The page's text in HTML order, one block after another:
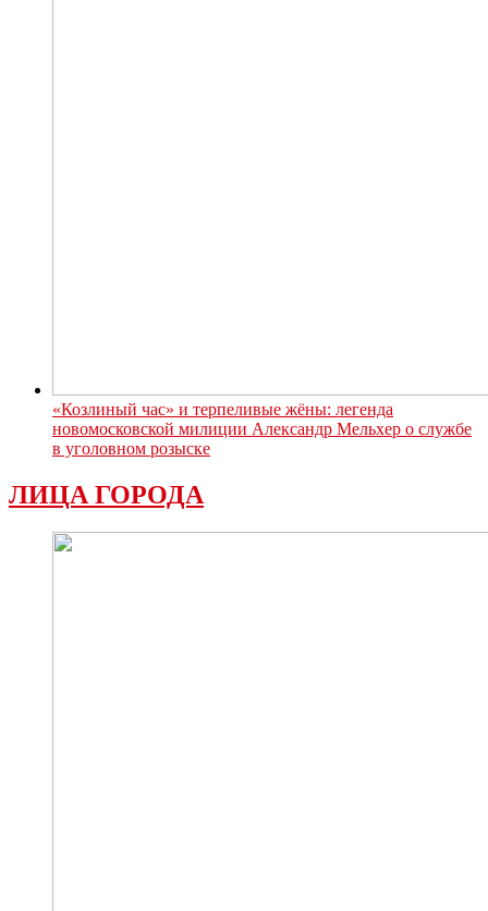
«Козлиный час» и терпеливые жёны: легенда
новомосковской милиции Александр Мельхер о службе
в уголовном розыске
ЛИЦА ГОРОДА